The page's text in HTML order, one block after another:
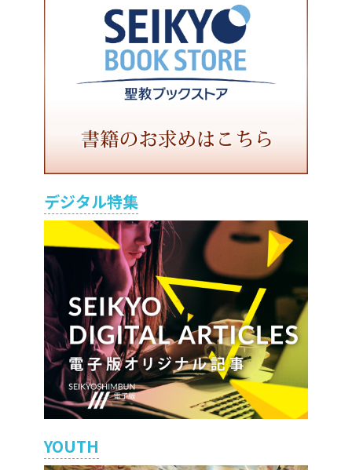
デジタル特集
YOUTH